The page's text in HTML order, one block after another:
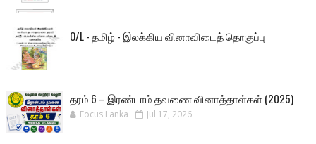
O/L - தமிழ் - இலக்கிய வினாவிடைத் தொகுப்பு
தரம் 6 – இரண்டாம் தவணை வினாத்தாள்கள் (2025)
Focus Lanka Jul 17, 2026